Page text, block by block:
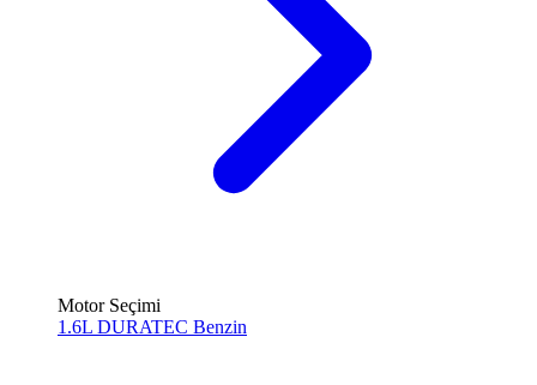
Motor Seçimi
1.6L DURATEC Benzin